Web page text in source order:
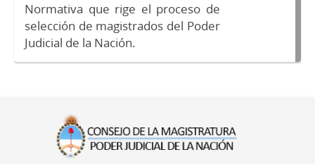
Normativa que rige el proceso de
selección de magistrados del Poder
Judicial de la Nación.